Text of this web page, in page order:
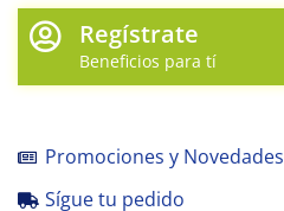
Regístrate
Beneficios para tí
Promociones y Novedades
Sígue tu pedido